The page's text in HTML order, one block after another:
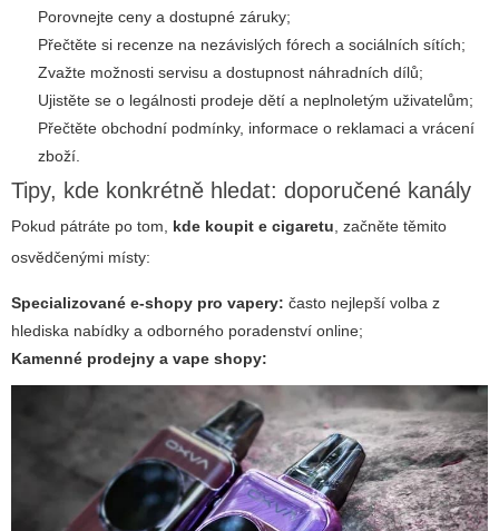
Porovnejte ceny a dostupné záruky;
Přečtěte si recenze na nezávislých fórech a sociálních sítích;
Zvažte možnosti servisu a dostupnost náhradních dílů;
Ujistěte se o legálnosti prodeje dětí a neplnoletým uživatelům;
Přečtěte obchodní podmínky, informace o reklamaci a vrácení
zboží.
Tipy, kde konkrétně hledat: doporučené kanály
Pokud pátráte po tom, kde koupit e cigaretu, začněte těmito
osvědčenými místy:
Specializované e-shopy pro vapery: často nejlepší volba z
hlediska nabídky a odborného poradenství online;
Kamenné prodejny a vape shopy: